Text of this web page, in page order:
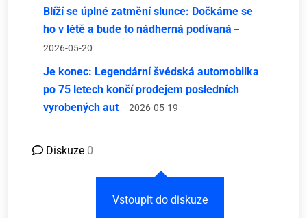
Blíží se úplné zatmění slunce: Dočkáme se
ho v létě a bude to nádherná podívaná –
2026-05-20
Je konec: Legendární švédská automobilka
po 75 letech končí prodejem posledních
vyrobených aut – 2026-05-19
Diskuze 0
Vstoupit do diskuze